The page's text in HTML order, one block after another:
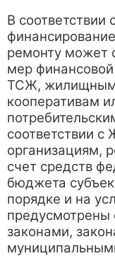
В соответствии
ремонту может
мер
ТСЖ,
кооперативам
соответствии
организациям,
счет средств
бюджета
порядке и на
предусмотрены
законами,